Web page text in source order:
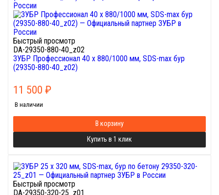
Быстрый просмотр
DA-29350-880-40_z02
ЗУБР Профессионал 40 x 880/1000 мм, SDS-max бур
(29350-880-40_z02)
11 500 ₽
В наличии
В корзину
Купить в 1 клик
Быстрый просмотр
DA-29350-320-25_z01